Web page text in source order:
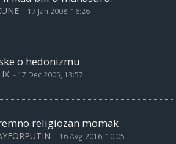
- 17 Jan 2008, 16:26
o hedonizmu
- 17 Dec 2005, 13:57
religiozan momak
- 16 Avg 2016, 10:05